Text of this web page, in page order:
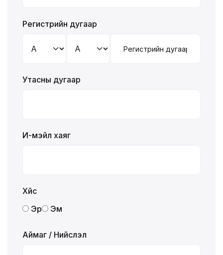
Регистрийн дугаар
Утасны дугаар
И-мэйл хаяг
Хүйс
Эр
Эм
Аймаг / Нийслэл